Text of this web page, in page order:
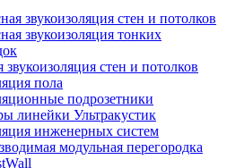
звукоизоляция стен и потолков
звукоизоляция тонких
звукоизоляция стен и потолков
пола
подрозетники
линейки Ультракустик
инженерных систем
модульная перегородка